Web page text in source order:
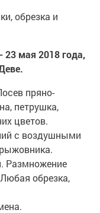
обрезка и
23 мая 2018 года,
пряно-
петрушка,
цветов.
с воздушными
Размножение
обрезка,